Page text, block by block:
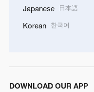
Japanese 日本語
Korean 한국어
DOWNLOAD OUR APP